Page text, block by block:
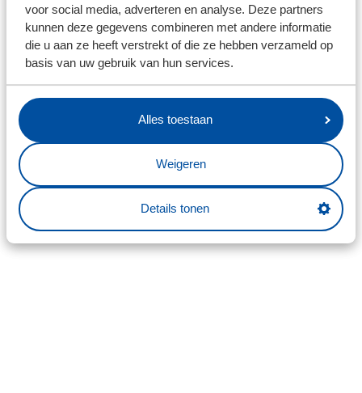
voor social media, adverteren en analyse. Deze partners
kunnen deze gegevens combineren met andere informatie
die u aan ze heeft verstrekt of die ze hebben verzameld op
basis van uw gebruik van hun services.
Alles toestaan
Weigeren
Details tonen